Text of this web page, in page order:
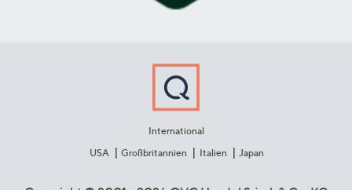
International
USA
Großbritannien Italien Japan